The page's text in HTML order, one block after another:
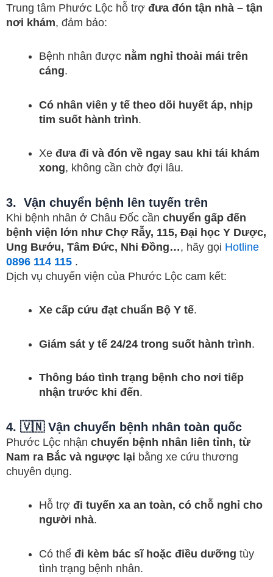
Trung tâm Phước Lộc hỗ trợ đưa đón tận nhà – tận
nơi khám, đảm bảo:
Bệnh nhân được nằm nghỉ thoải mái trên
cáng.
Có nhân viên y tế theo dõi huyết áp, nhịp
tim suốt hành trình.
Xe đưa đi và đón về ngay sau khi tái khám
xong, không cần chờ đợi lâu.
3. Vận chuyển bệnh lên tuyến trên
Khi bệnh nhân ở Châu Đốc cần chuyển gấp đến
bệnh viện lớn như Chợ Rẫy, 115, Đại học Y Dược,
Ung Bướu, Tâm Đức, Nhi Đồng…, hãy gọi Hotline
0896 114 115 .
Dịch vụ chuyển viện của Phước Lộc cam kết:
Xe cấp cứu đạt chuẩn Bộ Y tế.
Giám sát y tế 24/24 trong suốt hành trình.
Thông báo tình trạng bệnh cho nơi tiếp
nhận trước khi đến.
4. 🇻🇳 Vận chuyển bệnh nhân toàn quốc
Phước Lộc nhận chuyển bệnh nhân liên tỉnh, từ
Nam ra Bắc và ngược lại bằng xe cứu thương
chuyên dụng.
Hỗ trợ đi tuyến xa an toàn, có chỗ nghỉ cho
người nhà.
Có thể đi kèm bác sĩ hoặc điều dưỡng tùy
tình trạng bệnh nhân.